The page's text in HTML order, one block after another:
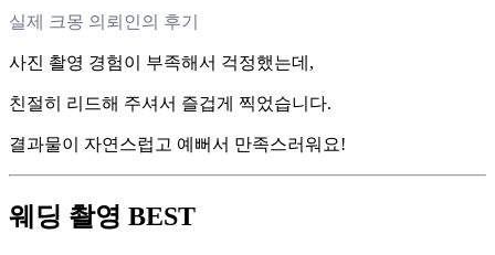
실제 크몽 의뢰인의 후기
사진 촬영 경험이 부족해서 걱정했는데,
친절히 리드해 주셔서 즐겁게 찍었습니다.
결과물이 자연스럽고 예뻐서 만족스러워요!
웨딩 촬영 BEST